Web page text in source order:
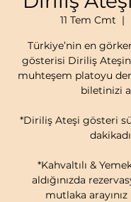
11 Tem Cmt
  |
Türkiye’nin en
gösterisi Diriliş
muhteşem platoyu
biletinizi
*Diriliş Ateşi gösteri
*Kahvaltılı &
aldığınızda
mutlaka